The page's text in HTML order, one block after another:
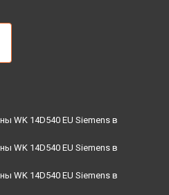
WK 14D540 EU Siemens в
WK 14D540 EU Siemens в
WK 14D540 EU Siemens в